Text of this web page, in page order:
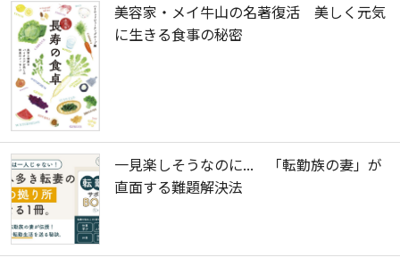
美容家・メイ牛山の名著復活 美しく元気
に生きる食事の秘密
一見楽しそうなのに... 「転勤族の妻」が
直面する難題解決法